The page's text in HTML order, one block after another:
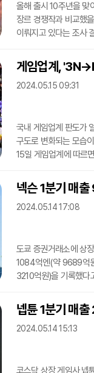
올해 출시 10주년을 맞
장르 경쟁작과 비교했
이뤄지고 있다는 조사
4조원)에 가까운 누적
성과만 놓고 봐도 3억
정도로 탄탄한 매출 성
게임업계,
2024.05.15 09:31
국내 게임업계 판도가
구도로 변화되는 모습
15일 게임업계에 따르
영업이익 기준으로는
그 뒤를 이었다.크래프
배틀그라운드(PUBG)
넥슨 1분기 매
2024.05.14 17:08
도쿄 증권거래소에 상
1084억엔(약 9689억
3210억원)을 기록했다
비교하면 매출 846억
405억원)과 비교하면
3733억원)에서 흑자
넵튠 1분기 매
2024.05.14 15:13
코스닥 상장 게임사 넵